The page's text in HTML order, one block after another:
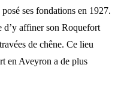
ses fondations en 1927.
d’y affiner son Roquefort
de chêne. Ce lieu
en Aveyron a de plus